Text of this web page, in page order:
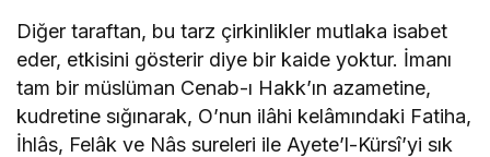
Diğer taraftan, bu tarz çirkinlikler mutlaka isabet
eder, etkisini gösterir diye bir kaide yoktur. İmanı
tam bir müslüman Cenab-ı Hakk’ın azametine,
kudretine sığınarak, O’nun ilâhi kelâmındaki Fatiha,
İhlâs, Felâk ve Nâs sureleri ile Ayete’l-Kürsî’yi sık